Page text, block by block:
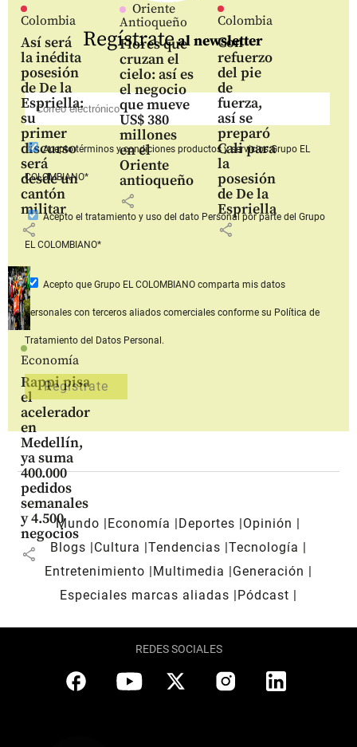
Colombia
Así será
la inédita
posesión
de De la
Espriella:
su
primer
discurso
será
desde un
cantón
militar
share
Oriente
Antioqueño
Flores que
cruzan el
cielo: así es
el negocio
que mueve
US$ 380
millones
en el
Oriente
antioqueño
share
Colombia
Con
refuerzo
del pie
de
fuerza,
así se
preparó
Cali para
la
posesión
de De la
Espriella
share
Economía
Rappi pisa
el
acelerador
en
Medellín,
ya suma
400.000
pedidos
semanales
y 4.500
negocios
share
Regístrateal newsletter
Aceptotérminos y condiciones productos y serviciosGrupo EL
COLOMBIANO*
Acepto el tratamiento y uso del dato Personalpor parte del Grupo
EL COLOMBIANO*
Acepto que Grupo EL COLOMBIANOcomparta mis datos
personales con terceros aliados comerciales conforme su Política de
Tratamiento del Datos Personal.
Mundo Economía Deportes
Opinión
Blogs
Cultura Tendencias Tecnología
Entretenimiento
Multimedia
Generación
Especiales marcas aliadas
Pódcast
REDES SOCIALES